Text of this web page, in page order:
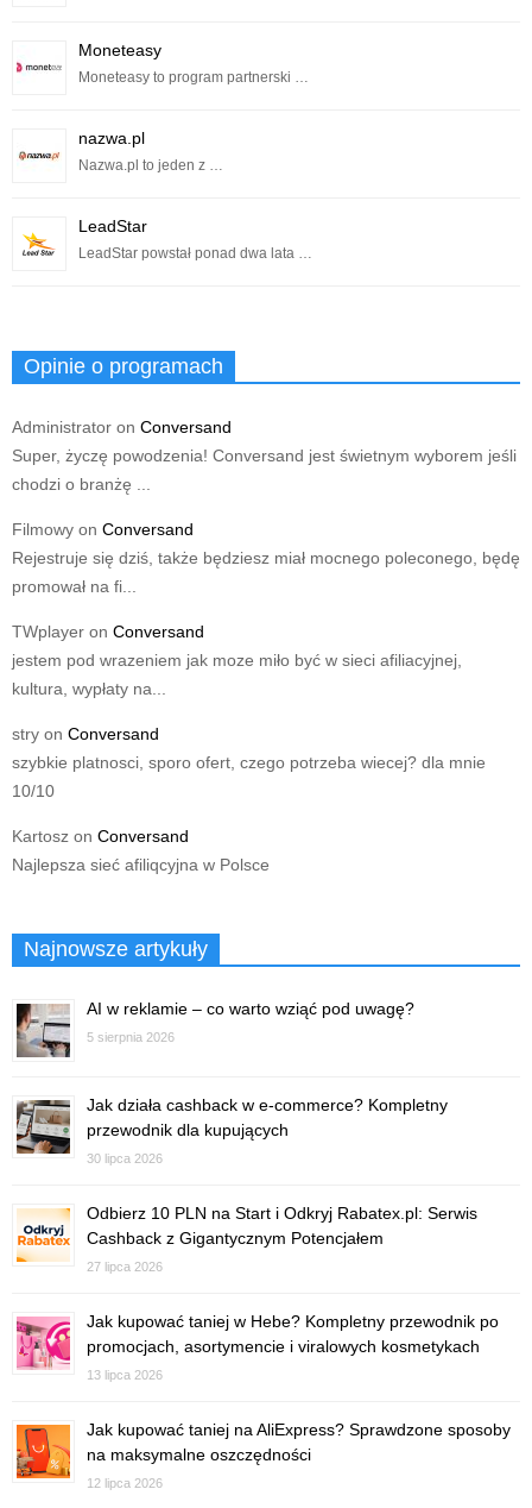
Moneteasy
Moneteasy to program partnerski …
nazwa.pl
Nazwa.pl to jeden z …
LeadStar
LeadStar powstał ponad dwa lata …
Opinie o programach
Administrator on Conversand
Super, życzę powodzenia! Conversand jest świetnym wyborem jeśli
chodzi o branżę ...
Filmowy on Conversand
Rejestruje się dziś, także będziesz miał mocnego poleconego, będę
promował na fi...
TWplayer on Conversand
jestem pod wrazeniem jak moze miło być w sieci afiliacyjnej,
kultura, wypłaty na...
stry on Conversand
szybkie platnosci, sporo ofert, czego potrzeba wiecej? dla mnie
10/10
Kartosz on Conversand
Najlepsza sieć afiliqcyjna w Polsce
Najnowsze artykuły
AI w reklamie – co warto wziąć pod uwagę?
5 sierpnia 2026
Jak działa cashback w e-commerce? Kompletny
przewodnik dla kupujących
30 lipca 2026
Odbierz 10 PLN na Start i Odkryj Rabatex.pl: Serwis
Cashback z Gigantycznym Potencjałem
27 lipca 2026
Jak kupować taniej w Hebe? Kompletny przewodnik po
promocjach, asortymencie i viralowych kosmetykach
13 lipca 2026
Jak kupować taniej na AliExpress? Sprawdzone sposoby
na maksymalne oszczędności
12 lipca 2026